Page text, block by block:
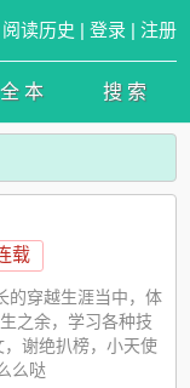
阅读历史 | 登录 | 注册
全 本 搜 索
载
的穿越生涯当中，体
之余，学习各种技
谢绝扒榜，小天使
么哒